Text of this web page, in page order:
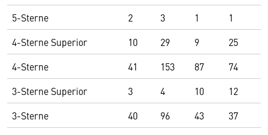
5-Sterne
2 3 1 1
4-Sterne Superior
10 29 9 25
4-Sterne
41 153 87 74
3-Sterne Superior
3 4 10 12
3-Sterne
40 96 43 37